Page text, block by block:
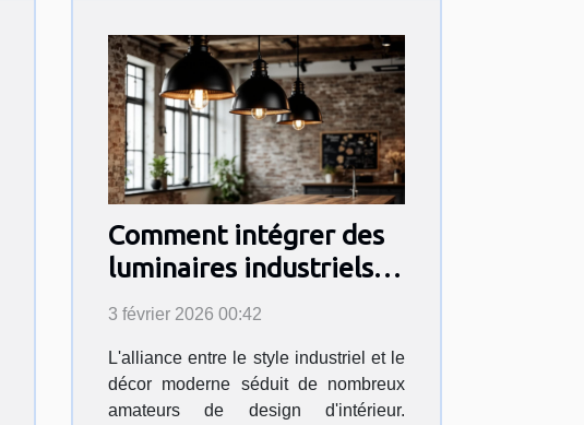
Comment intégrer des
luminaires industriels
dans un décor moderne
3 février 2026 00:42
L'alliance entre le style industriel et le
décor moderne séduit de nombreux
amateurs de design d'intérieur.